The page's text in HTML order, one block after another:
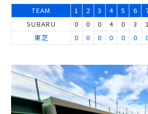
TEAM 1 2 3 4 5 6
SUBARU
0 0 0 4 0 3 1
東芝
0 0 0 0 0 0